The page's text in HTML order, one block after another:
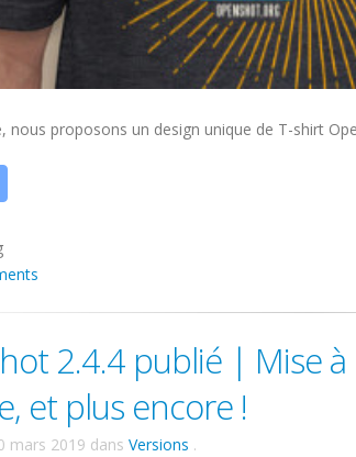
nous proposons un design unique de T-shirt
2.4.4 publié | Mise à
et plus encore !
mars 2019 dans Versions .